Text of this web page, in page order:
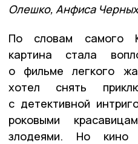
Олешко, Анфиса Черных
По словам самого
картина стала
о фильме легкого
хотел снять
с детективной
роковыми
злодеями. Но кино